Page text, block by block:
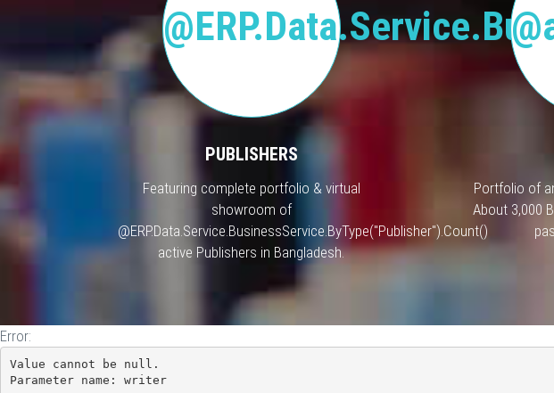
PUBLISHERS
Featuring complete portfolio & virtual
showroom of
@ERP.Data.Service.BusinessService.ByType("Publisher").Count()
active Publishers in Bangladesh.
Portfolio of
About 3,000
Error:
Value cannot be null.
Parameter name: writer